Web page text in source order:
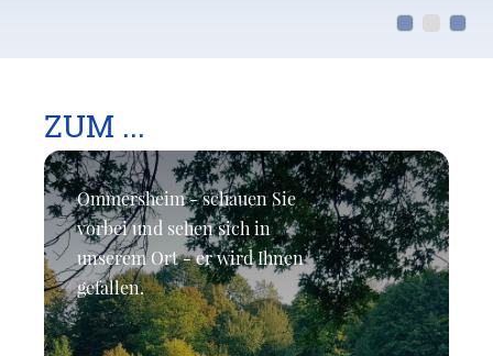
ZUM ...
Ommersheim - schauen Sie
vorbei und sehen sich in
unserem Ort - er wird Ihnen
gefallen.